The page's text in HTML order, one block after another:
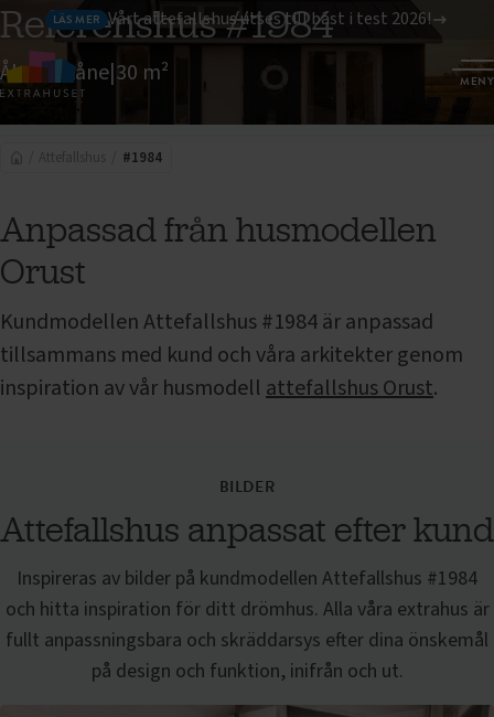
LÄS MER Vårt attefallshus utses till bäst i test 2026!
MENY
Referenshus #1984
Åhus, Skåne|30 m²
#1984
#1984
Anpassad från husmodellen
Orust
KundmodellenAttefallshus#1984 är anpassad
tillsammans med kund och våra arkitekter genom
inspiration av vår husmodellattefallshus Orust.
BILDER
Attefallshus anpassat efter kund
Inspireras av bilder på kundmodellen Attefallshus #1984
och hitta inspiration för ditt drömhus. Alla våra extrahus är
fullt anpassningsbara och skräddarsys efter dina önskemål
på design och funktion, inifrån och ut.